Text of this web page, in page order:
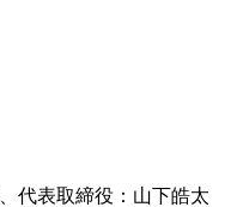
代表取締役：山下皓太